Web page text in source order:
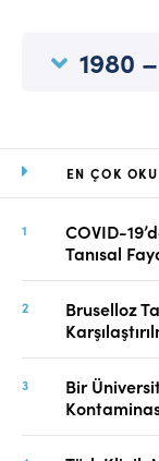
EN ÇOK
COVID-
Tanısal
Bruselloz
Bir
1980